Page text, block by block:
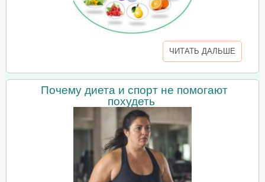
ЧИТАТЬ ДАЛЬШЕ
Почему диета и спорт не помогают
похудеть